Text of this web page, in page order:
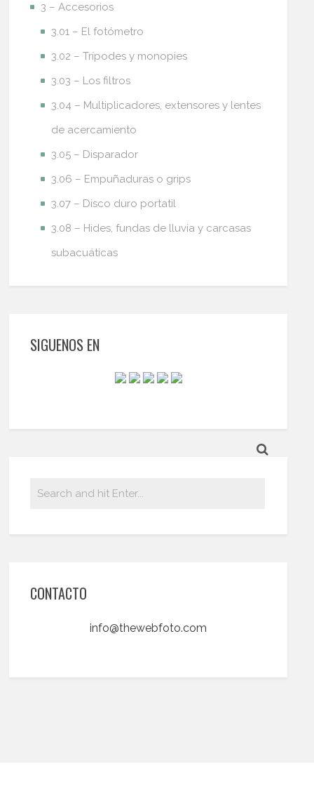
3 – Accesorios
3.01 – El fotómetro
3.02 – Trípodes y monopies
3.03 – Los filtros
3.04 – Multiplicadores, extensores y lentes
de acercamiento
3.05 – Disparador
3.06 – Empuñaduras o grips
3.07 – Disco duro portatil
3.08 – Hides, fundas de lluvia y carcasas
subacuáticas
SIGUENOS EN
CONTACTO
info@thewebfoto.com